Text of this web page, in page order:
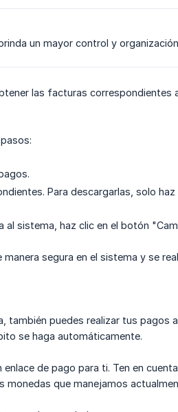
un mayor control y
las facturas
Para descargarlas, solo haz
al sistema, haz clic en el botón
segura en el sistema y se
puedes realizar tus pagos
se haga automáticamente.
de pago para ti. Ten en
que manejamos